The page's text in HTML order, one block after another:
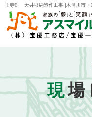
王寺町 天井収納造作工事 |木津川市・
宝優工務店アスマイルリフォーム
現場